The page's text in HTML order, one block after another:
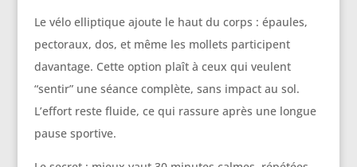
Le vélo elliptique ajoute le haut du corps : épaules,
pectoraux, dos, et même les mollets participent
davantage. Cette option plaît à ceux qui veulent
“sentir” une séance complète, sans impact au sol.
L’effort reste fluide, ce qui rassure après une longue
pause sportive.